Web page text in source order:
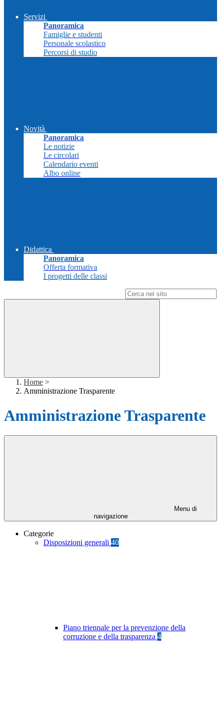
Servizi
Panoramica
Famiglie e studenti
Personale scolastico
Percorsi di studio
Novità
Panoramica
Le notizie
Le circolari
Calendario eventi
Albo online
Didattica
Panoramica
Offerta formativa
I progetti delle classi
Home >
Amministrazione Trasparente
Amministrazione Trasparente
Menu di
navigazione
Categorie
Disposizioni generali 40
Piano triennale per la prevenzione della
corruzione e della trasparenza 4